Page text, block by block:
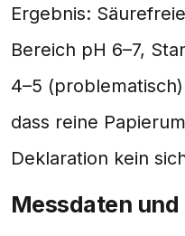
Ergebnis:
Bereich pH 6–7,
4–5
dass reine
Deklaration kein
Messdaten